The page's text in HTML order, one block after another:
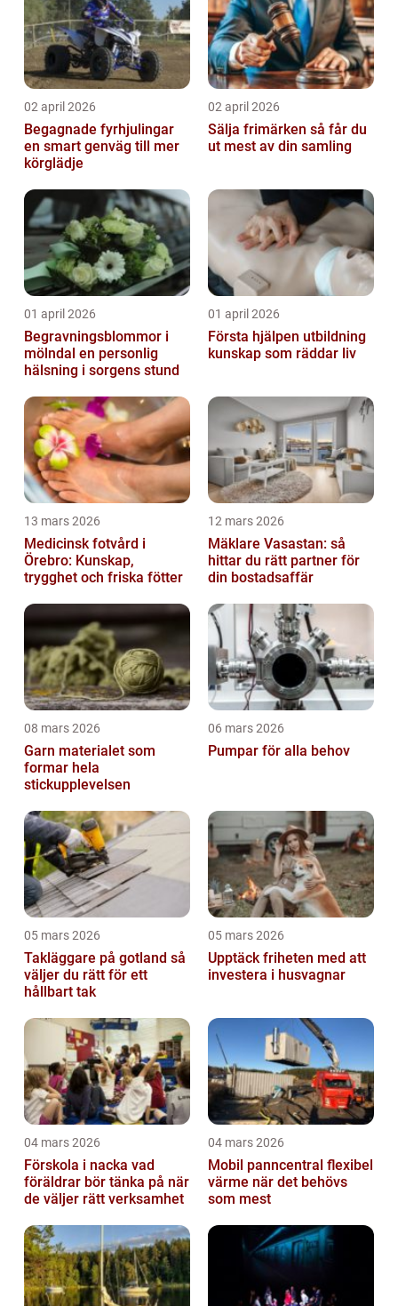
02 april 2026
Begagnade fyrhjulingar
en smart genväg till mer
körglädje
02 april 2026
Sälja frimärken så får du
ut mest av din samling
01 april 2026
Begravningsblommor i
mölndal en personlig
hälsning i sorgens stund
01 april 2026
Första hjälpen utbildning
kunskap som räddar liv
13 mars 2026
Medicinsk fotvård i
Örebro: Kunskap,
trygghet och friska fötter
12 mars 2026
Mäklare Vasastan: så
hittar du rätt partner för
din bostadsaffär
08 mars 2026
Garn materialet som
formar hela
stickupplevelsen
06 mars 2026
Pumpar för alla behov
05 mars 2026
Takläggare på gotland så
väljer du rätt för ett
hållbart tak
05 mars 2026
Upptäck friheten med att
investera i husvagnar
04 mars 2026
Förskola i nacka vad
föräldrar bör tänka på när
de väljer rätt verksamhet
04 mars 2026
Mobil panncentral flexibel
värme när det behövs
som mest